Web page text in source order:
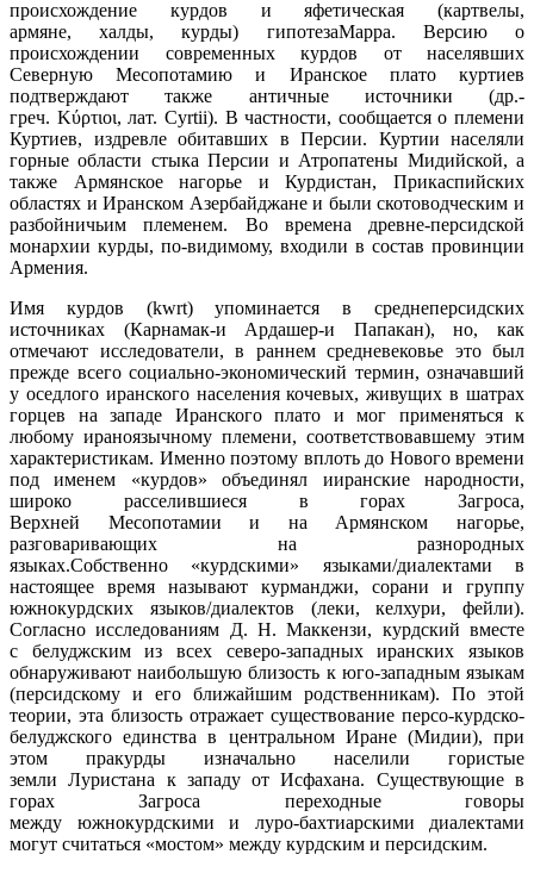
происхождение курдов и яфетическая (картвелы,
армяне, халды, курды) гипотезаМарра. Версию о
происхождении современных курдов от населявших
Северную Месопотамию и Иранское плато куртиев
подтверждают также античные источники (др.-
греч. Κύρτιοι, лат. Cyrtii). В частности, сообщается о племени
Куртиев, издревле обитавших в Персии. Куртии населяли
горные области стыка Персии и Атропатены Мидийской, а
также Армянское нагорье и Курдистан, Прикаспийских
областях и Иранском Азербайджане и были скотоводческим и
разбойничьим племенем. Во времена древне-персидской
монархии курды, по-видимому, входили в состав провинции
Армения.
Имя курдов (kwrt) упоминается в среднеперсидских
источниках (Карнамак-и Ардашер-и Папакан), но, как
отмечают исследователи, в раннем средневековье это был
прежде всего социально-экономический термин, означавший
у оседлого иранского населения кочевых, живущих в шатрах
горцев на западе Иранского плато и мог применяться к
любому ираноязычному племени, соответствовавшему этим
характеристикам. Именно поэтому вплоть до Нового времени
под именем «курдов» объединял ииранские народности,
широко расселившиеся в горах Загроса,
Верхней Месопотамии и на Армянском нагорье,
разговаривающих на разнородных
языках.Собственно «курдскими» языками/диалектами в
настоящее время называют курманджи, сорани и группу
южнокурдских языков/диалектов (леки, келхури, фейли).
Согласно исследованиям Д. Н. Маккензи, курдский вместе
с белуджским из всех северо-западных иранских языков
обнаруживают наибольшую близость к юго-западным языкам
(персидскому и его ближайшим родственникам). По этой
теории, эта близость отражает существование персо-курдско-
белуджского единства в центральном Иране (Мидии), при
этом пракурды изначально населили гористые
земли Луристана к западу от Исфахана. Существующие в
горах Загроса переходные говоры
между южнокурдскими и луро-бахтиарскими диалектами
могут считаться «мостом» между курдским и персидским.